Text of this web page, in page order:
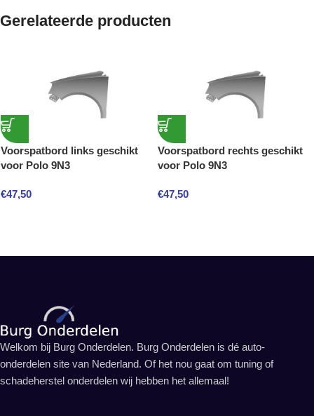
Gerelateerde producten
Voorspatbord links geschikt
voor Polo 9N3
€47,50
Voorspatbord rechts geschikt
voor Polo 9N3
€47,50
Welkom bij Burg Onderdelen. Burg Onderdelen is dé auto-
onderdelen site van Nederland. Of het nou gaat om tuning of
schadeherstel onderdelen wij hebben het allemaal!